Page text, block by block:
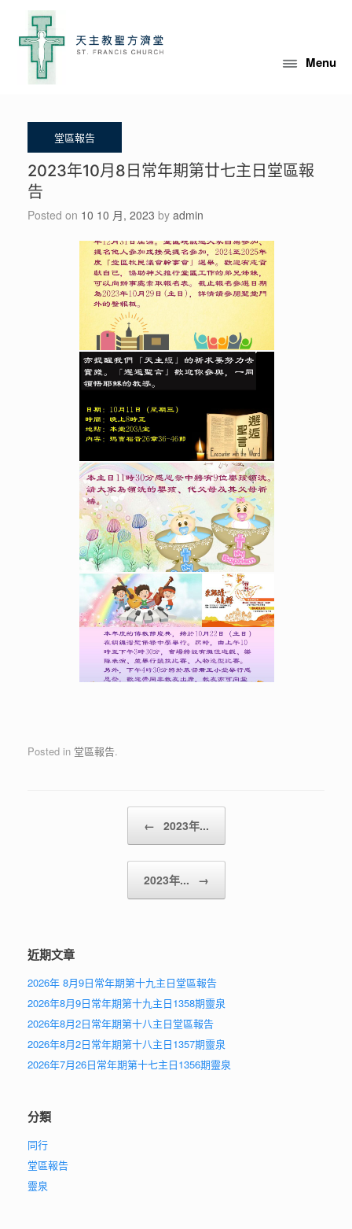
content
Menu
2023年10月8日常年期第廿七主日堂區報
告
Posted on 10 10 月, 2023 by admin
Posted in 堂區報告.
Post navigation
← 2023年...
2023年... →
近期文章
2026年 8月9日常年期第十九主日堂區報告
2026年8月9日常年期第十九主日1358期靈泉
2026年8月2日常年期第十八主日堂區報告
2026年8月2日常年期第十八主日1357期靈泉
2026年7月26日常年期第十七主日1356期靈泉
分類
同行
堂區報告
靈泉